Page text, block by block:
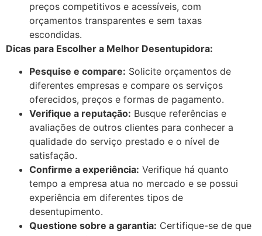
preços competitivos e acessíveis, com
orçamentos transparentes e sem taxas
escondidas.
Dicas para Escolher a Melhor Desentupidora:
Pesquise e compare: Solicite orçamentos de
diferentes empresas e compare os serviços
oferecidos, preços e formas de pagamento.
Verifique a reputação: Busque referências e
avaliações de outros clientes para conhecer a
qualidade do serviço prestado e o nível de
satisfação.
Confirme a experiência: Verifique há quanto
tempo a empresa atua no mercado e se possui
experiência em diferentes tipos de
desentupimento.
Questione sobre a garantia: Certifique-se de que